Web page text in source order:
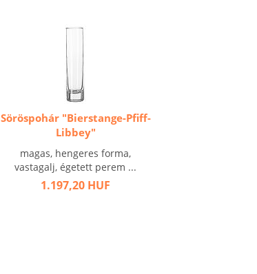
Söröspohár "Bierstange-Pfiff-
Libbey"
magas, hengeres forma,
vastagalj, égetett perem ...
1.197,20 HUF